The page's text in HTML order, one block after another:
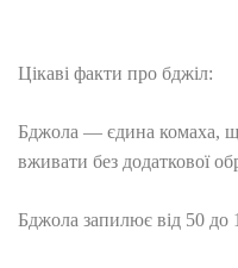
Цікаві факти про бджіл:
Бджола — єдина комаха,
вживати без додаткової
Бджола запилює від 50 до